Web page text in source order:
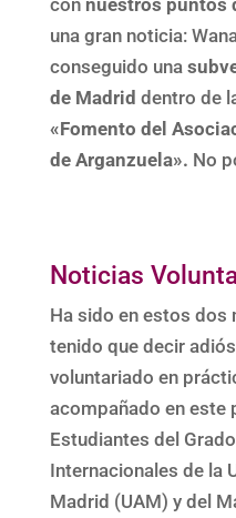
con nuestros puntos
una gran noticia:
conseguido una
de Madrid dentro de
«Fomento del
de Arganzuela». No
Noticias
Ha sido en estos dos
tenido que decir
voluntariado en
acompañado en este
Estudiantes del
Internacionales de la
Madrid (UAM) y del